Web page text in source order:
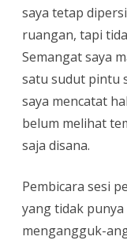
saya tetap
ruangan, tapi
Semangat saya
satu sudut pintu
saya mencatat
belum melihat
saja disana.
Pembicara sesi
yang tidak punya
mengangguk-